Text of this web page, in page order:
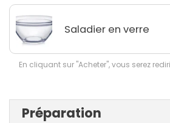
Saladier en verre
En cliquant sur "Acheter", vous serez
Préparation